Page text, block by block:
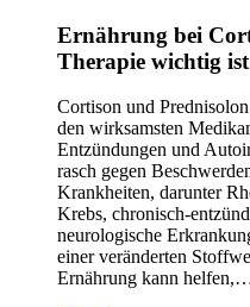
Ernährung bei
Therapie wichtig ist
Cortison und
den wirksamsten
Entzündungen und
rasch gegen
Krankheiten, darunter
Krebs, chronisch-
neurologische
einer veränderten
Ernährung kann